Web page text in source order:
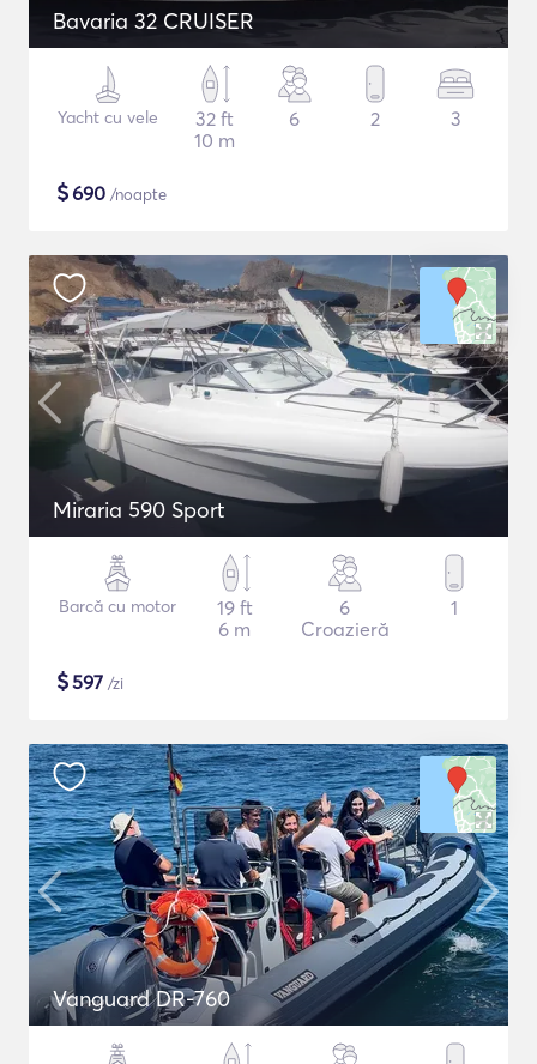
Bavaria 32 CRUISER
Yacht cu vele
32 ft
10 m
6 2 3
$690 /noapte
Miraria 590 Sport
Barcă cu motor
19 ft
6 m
6
Croazieră
1
$597 /zi
Vanguard DR-760